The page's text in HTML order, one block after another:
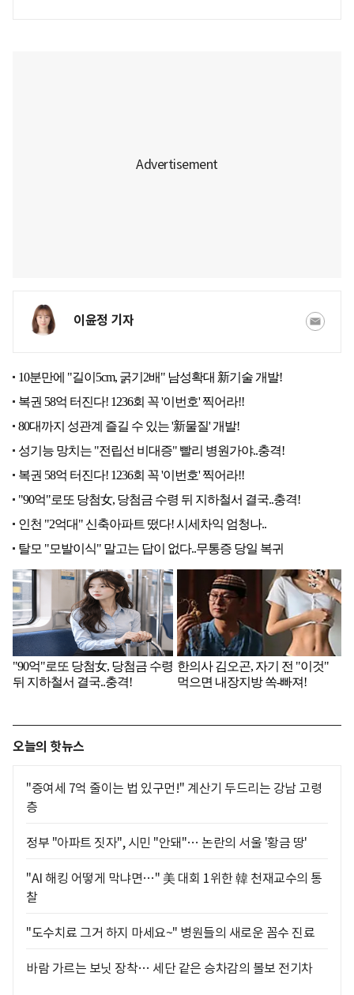
이윤정 기자
오늘의 핫뉴스
"증여세 7억 줄이는 법 있구먼!" 계산기 두드리는 강남 고령
층
정부 "아파트 짓자", 시민 "안돼"… 논란의 서울 '황금 땅'
"AI 해킹 어떻게 막냐면…" 美 대회 1위한 韓 천재교수의 통
찰
"도수치료 그거 하지 마세요~" 병원들의 새로운 꼼수 진료
바람 가르는 보닛 장착… 세단 같은 승차감의 볼보 전기차